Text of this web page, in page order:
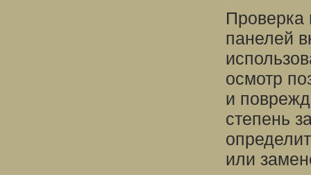
Проверка
панелей
осмотр
и
степень
или